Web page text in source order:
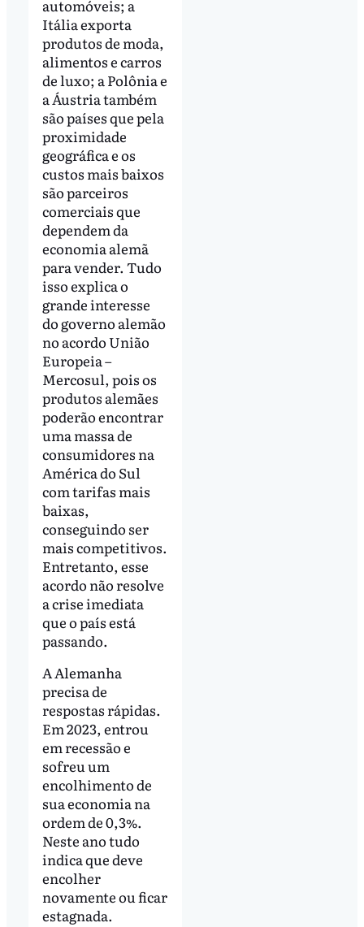
automóveis; a
Itália exporta
produtos de moda,
alimentos e carros
de luxo; a Polônia e
a Áustria também
são países que pela
proximidade
geográfica e os
custos mais baixos
são parceiros
comerciais que
dependem da
economia alemã
para vender. Tudo
isso explica o
grande interesse
do governo alemão
no acordo União
Europeia –
Mercosul, pois os
produtos alemães
poderão encontrar
uma massa de
consumidores na
América do Sul
com tarifas mais
baixas,
conseguindo ser
mais competitivos.
Entretanto, esse
acordo não resolve
a crise imediata
que o país está
passando.
A Alemanha
precisa de
respostas rápidas.
Em 2023, entrou
em recessão e
sofreu um
encolhimento de
sua economia na
ordem de 0,3%.
Neste ano tudo
indica que deve
encolher
novamente ou ficar
estagnada.